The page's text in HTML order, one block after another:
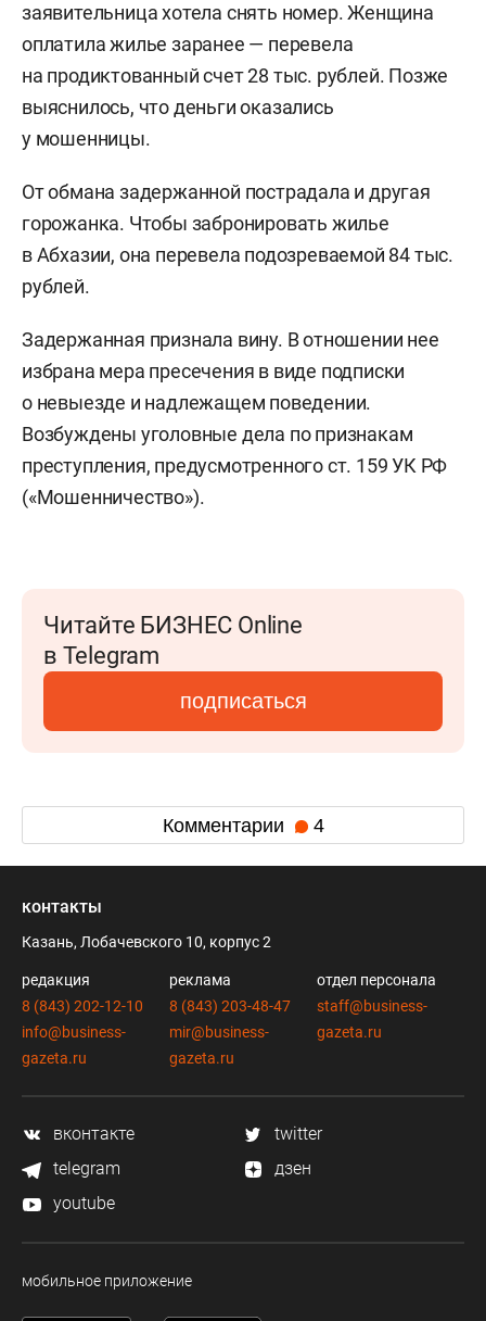
заявительница хотела снять номер. Женщина
оплатила жилье заранее — перевела
на продиктованный счет 28 тыс. рублей. Позже
выяснилось, что деньги оказались
у мошенницы.
От обмана задержанной пострадала и другая
горожанка. Чтобы забронировать жилье
в Абхазии, она перевела подозреваемой 84 тыс.
рублей.
Задержанная признала вину. В отношении нее
избрана мера пресечения в виде подписки
о невыезде и надлежащем поведении.
Возбуждены уголовные дела по признакам
преступления, предусмотренного ст. 159 УК РФ
(«Мошенничество»).
Читайте БИЗНЕС Online
в Telegram
подписаться
Комментарии 4
контакты
Казань, Лобачевского 10, корпус 2
редакция
8 (843) 202-12-10
info@business-
gazeta.ru
реклама
8 (843) 203-48-47
mir@business-
gazeta.ru
отдел персонала
staff@business-
gazeta.ru
вконтакте
twitter
telegram
дзен
youtube
мобильное приложение